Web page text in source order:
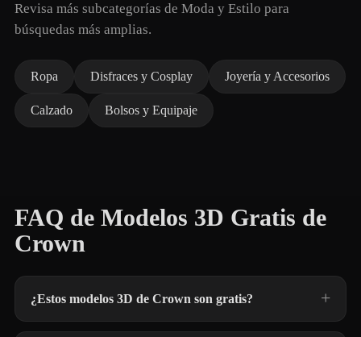
Revisa más subcategorías de Moda y Estilo para
búsquedas más amplias.
Ropa Disfraces y Cosplay Joyería y Accesorios
Calzado Bolsos y Equipaje
FAQ de Modelos 3D Gratis de
Crown
¿Estos modelos 3D de Crown son gratis?